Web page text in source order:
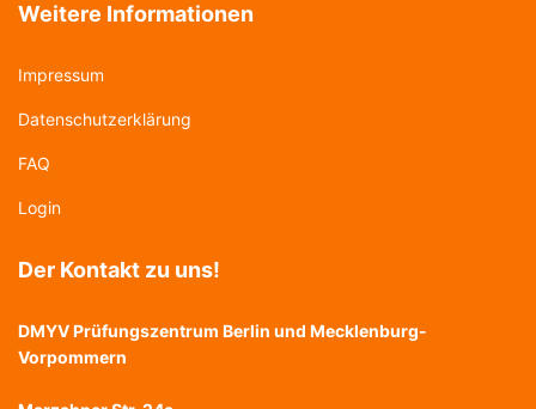
Weitere Informationen
Impressum
Datenschutzerklärung
FAQ
Login
Der Kontakt zu uns!
DMYV Prüfungszentrum Berlin und Mecklenburg-
Vorpommern